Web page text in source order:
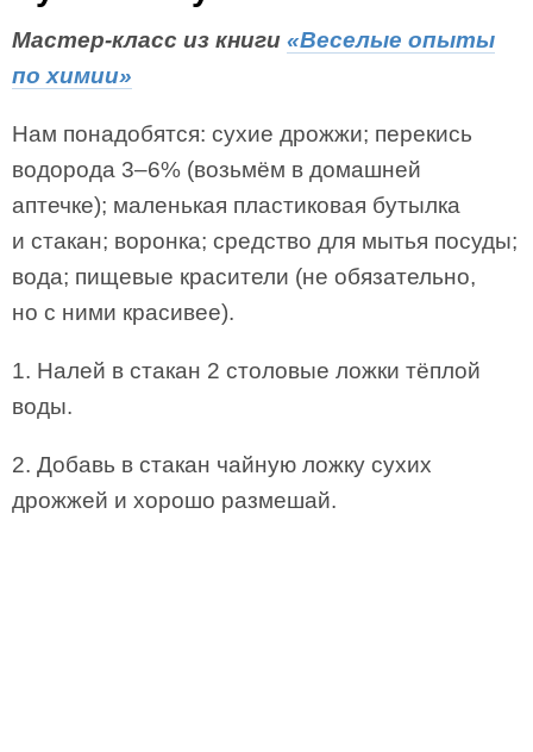
Мастер-класс из книги «Веселые опыты
по химии»
Нам понадобятся: сухие дрожжи; перекись
водорода 3–6% (возьмём в домашней
аптечке); маленькая пластиковая бутылка
и стакан; воронка; средство для мытья посуды;
вода; пищевые красители (не обязательно,
но с ними красивее).
1. Налей в стакан 2 столовые ложки тёплой
воды.
2. Добавь в стакан чайную ложку сухих
дрожжей и хорошо размешай.